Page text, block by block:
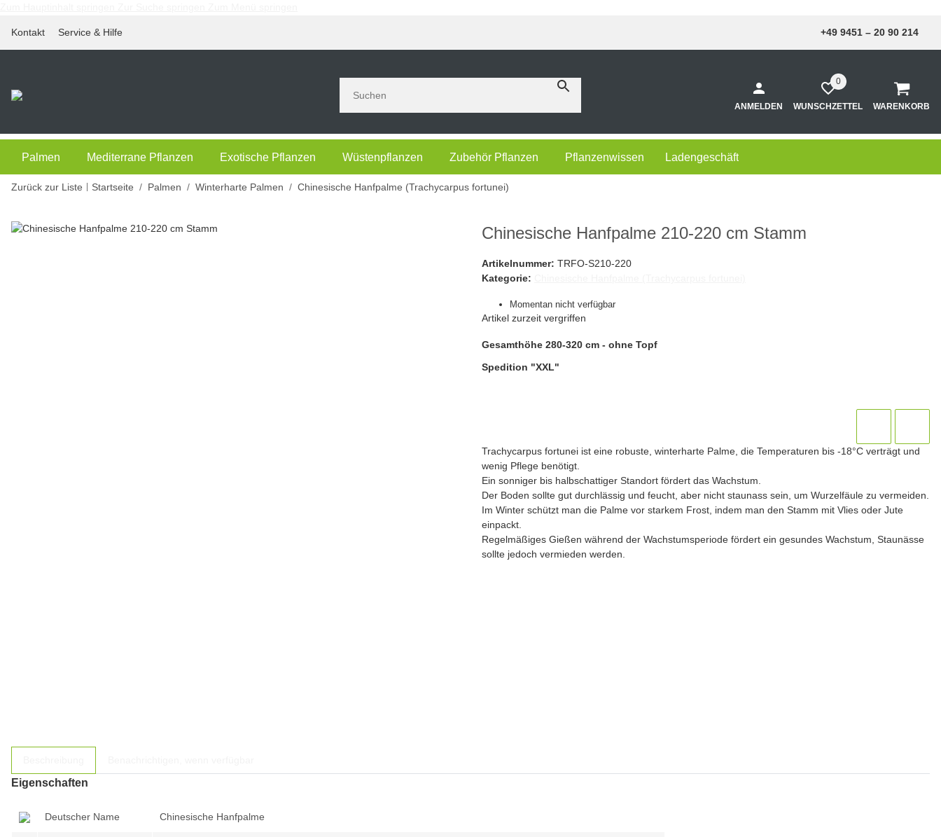
Kontakt Service & Hilfe +49 9451 – 20 90 214
ANMELDEN
0
WUNSCHZETTEL WARENKORB
Palmen Mediterrane Pflanzen Exotische Pflanzen Wüstenpflanzen Zubehör Pflanzen Pflanzenwissen Ladengeschäft
Zurück zur Liste Startseite Palmen Winterharte Palmen Chinesische Hanfpalme (Trachycarpus fortunei)
Chinesische Hanfpalme 210-220 cm Stamm
Artikelnummer: TRFO-S210-220
Kategorie:
Momentan nicht verfügbar
Artikel zurzeit vergriffen
Gesamthöhe 280-320 cm - ohne Topf
Spedition "XXL"
Trachycarpus fortunei ist eine robuste, winterharte Palme, die Temperaturen bis -18°C verträgt und
wenig Pflege benötigt.
Ein sonniger bis halbschattiger Standort fördert das Wachstum.
Der Boden sollte gut durchlässig und feucht, aber nicht staunass sein, um Wurzelfäule zu vermeiden.
Im Winter schützt man die Palme vor starkem Frost, indem man den Stamm mit Vlies oder Jute
einpackt.
Regelmäßiges Gießen während der Wachstumsperiode fördert ein gesundes Wachstum, Staunässe
sollte jedoch vermieden werden.
Eigenschaften
Deutscher Name Chinesische Hanfpalme